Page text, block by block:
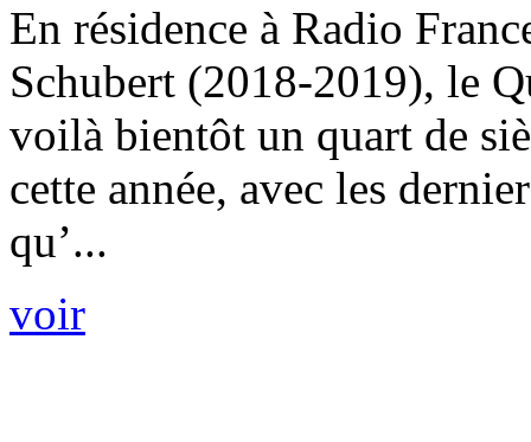
En résidence à Radio
Schubert (2018-2019), le
voilà bientôt un quart de
cette année, avec les
qu’...
voir